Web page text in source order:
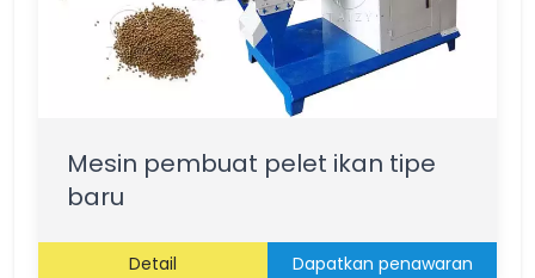
Mesin pembuat pelet ikan tipe
baru
Detail Dapatkan penawaran